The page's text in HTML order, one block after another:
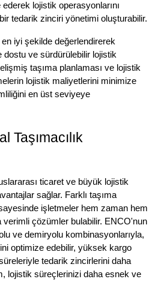
lojistik operasyonlarını
tedarik zinciri yönetimi oluşturabilir.
iyi şekilde değerlendirerek
dostu ve sürdürülebilir lojistik
taşıma planlaması ve lojistik
lojistik maliyetlerini minimize
en üst seviyeye
Taşımacılık
ticaret ve büyük lojistik
sağlar. Farklı taşıma
işletmeler hem zaman hem
verimli çözümler bulabilir. ENCO'nun
ve demiryolu kombinasyonlarıyla,
optimize edebilir, yüksek kargo
tedarik zincirlerini daha
lojistik süreçlerinizi daha esnek ve